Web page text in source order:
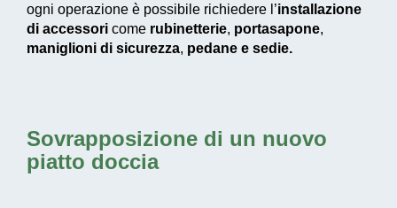
ogni operazione è possibile richiedere l’installazione
di accessori come rubinetterie, portasapone,
maniglioni di sicurezza, pedane e sedie.
Sovrapposizione di un nuovo
piatto doccia